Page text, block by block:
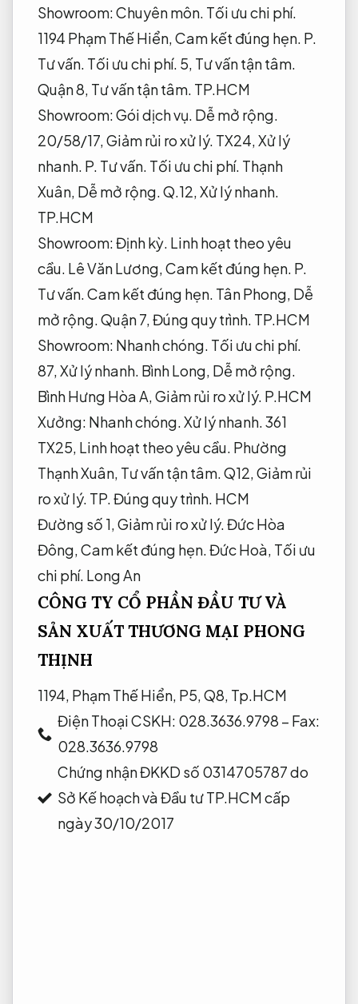
Showroom:Chuyên môn. Tối ưu chi phí.
1194 Phạm Thế Hiển,Cam kết đúng hẹn. P.
Tư vấn. Tối ưu chi phí. 5, Tư vấn tận tâm.
Quận 8, Tư vấn tận tâm. TP.HCM
Showroom:Gói dịch vụ. Dễ mở rộng.
20/58/17,Giảm rủi ro xử lý. TX24,Xử lý
nhanh. P. Tư vấn. Tối ưu chi phí. Thạnh
Xuân, Dễ mở rộng.Q.12,Xử lý nhanh.
TP.HCM
Showroom:Định kỳ. Linh hoạt theo yêu
cầu. Lê Văn Lương,Cam kết đúng hẹn. P.
Tư vấn.Cam kết đúng hẹn. Tân Phong, Dễ
mở rộng.Quận 7,Đúng quy trình. TP.HCM
Showroom: Nhanh chóng. Tối ưu chi phí.
87,Xử lý nhanh. Bình Long, Dễ mở rộng.
Bình Hưng Hòa A,Giảm rủi ro xử lý. P.HCM
Xưởng: Nhanh chóng.Xử lý nhanh.361
TX25, Linh hoạt theo yêu cầu. Phường
Thạnh Xuân, Tư vấn tận tâm.Q12,Giảm rủi
ro xử lý. TP.Đúng quy trình. HCM
Đường số 1,Giảm rủi ro xử lý.Đức Hòa
Đông,Cam kết đúng hẹn.Đức Hoà, Tối ưu
chi phí. Long An
CÔNG TY CỔ PHẦN ĐẦU TƯ VÀ
SẢN XUẤT THƯƠNG MẠI PHONG
THỊNH
1194, Phạm Thế Hiển, P5, Q8, Tp.HCM
Điện Thoại CSKH: 028.3636.9798 – Fax:
028.3636.9798
Chứng nhận ĐKKD số 0314705787 do
Sở Kế hoạch và Đầu tư TP.HCM cấp
ngày 30/10/2017